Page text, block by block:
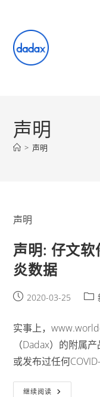
content
声明
> 声明
声明
声明: 仔文
炎数据
Post2020-03-25
Post
实事上，
（Dadax）的附属
或发布过任何
继续阅读 声